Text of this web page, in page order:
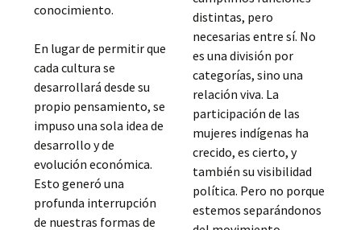
conocimiento.
En lugar de permitir que
cada cultura se
desarrollará desde su
propio pensamiento, se
impuso una sola idea de
desarrollo y de
evolución económica.
Esto generó una
profunda interrupción
de nuestras formas de
distintas, pero
necesarias entre sí. No
es una división por
categorías, sino una
relación viva. La
participación de las
mujeres indígenas ha
crecido, es cierto, y
también su visibilidad
política. Pero no porque
estemos separándonos